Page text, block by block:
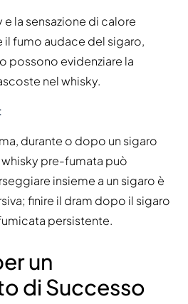
la sensazione di calore
fumo audace del sigaro,
possono evidenziare la
nel whisky.
durante o dopo un sigaro
pre-fumata può
insieme a un sigaro è
finire il dram dopo il sigaro
persistente.
un
di Successo